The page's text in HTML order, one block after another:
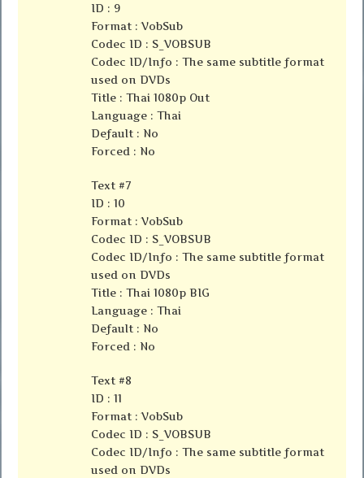
ID : 9
Format : VobSub
Codec ID : S_VOBSUB
Codec ID/Info : The same subtitle format
used on DVDs
Title : Thai 1080p Out
Language : Thai
Default : No
Forced : No
Text #7
ID : 10
Format : VobSub
Codec ID : S_VOBSUB
Codec ID/Info : The same subtitle format
used on DVDs
Title : Thai 1080p BIG
Language : Thai
Default : No
Forced : No
Text #8
ID : 11
Format : VobSub
Codec ID : S_VOBSUB
Codec ID/Info : The same subtitle format
used on DVDs